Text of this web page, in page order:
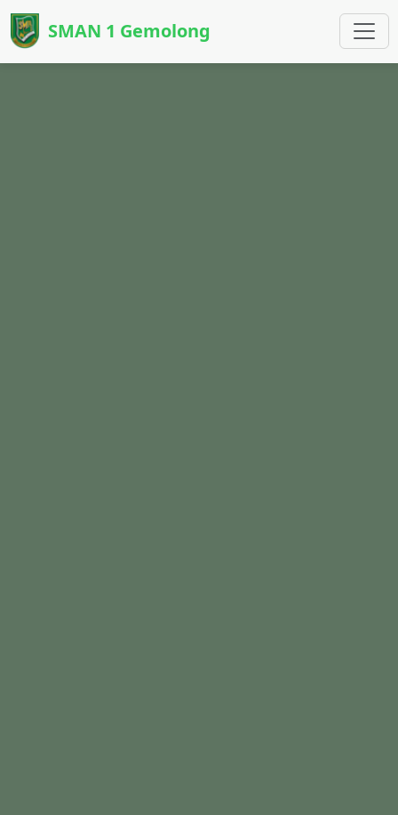
SMAN 1 Gemolong